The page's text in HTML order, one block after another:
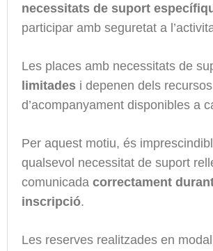
necessitats de suport
participar amb seguretat a
Les places amb necessitats de
limitades i depenen dels recursos
d’acompanyament disponibles a
Per aquest motiu, és
qualsevol necessitat de suport
comunicada correctament
inscripció.
Les reserves realitzades en